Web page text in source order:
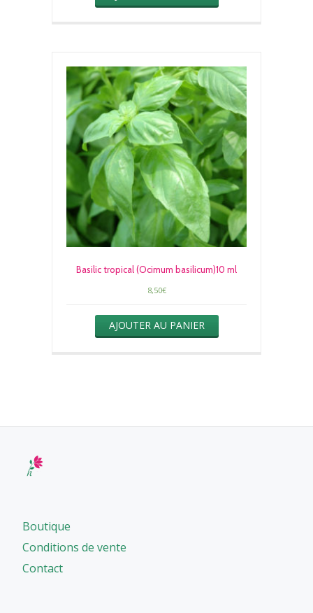
Basilic tropical (Ocimum basilicum)10 ml
8,50€
AJOUTER AU PANIER
Boutique
Conditions de vente
Contact